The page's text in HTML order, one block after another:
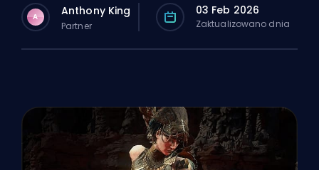
A Anthony King
Partner
03 Feb 2026
Zaktualizowano dnia